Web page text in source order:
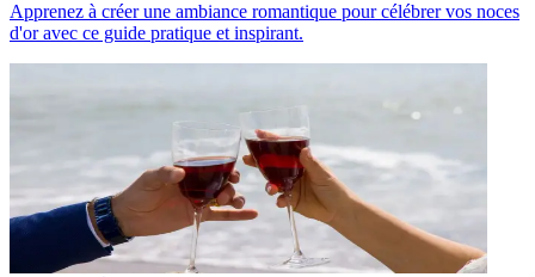
Apprenez à créer une ambiance romantique pour célébrer vos noces
d'or avec ce guide pratique et inspirant.